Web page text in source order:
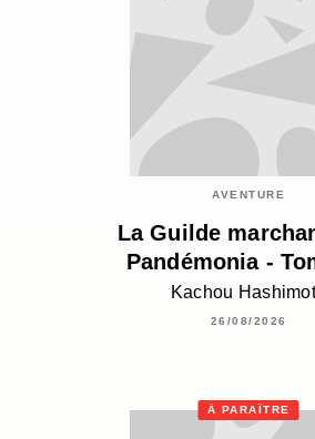
AVENTURE
La Guilde
Pandémonia -
Kachou
26/08/2026
À PARAÎTRE